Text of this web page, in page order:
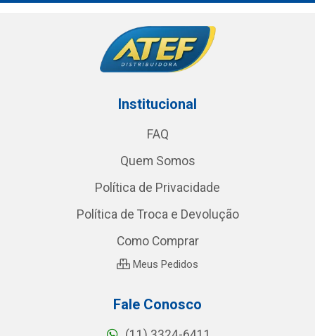
Institucional
FAQ
Quem Somos
Política de Privacidade
Política de Troca e Devolução
Como Comprar
Meus Pedidos
Fale Conosco